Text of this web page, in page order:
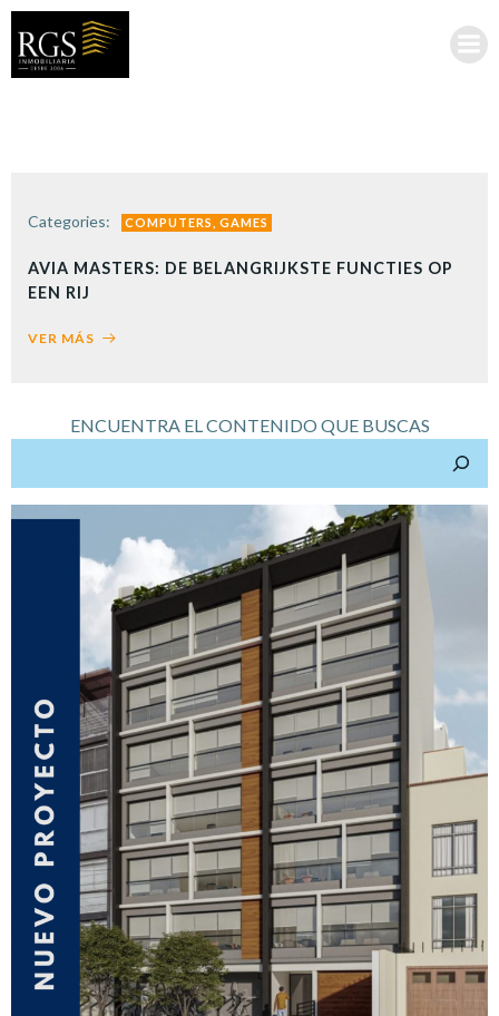
Categories: COMPUTERS, GAMES
AVIA MASTERS: DE BELANGRIJKSTE FUNCTIES OP
EEN RIJ
VER MÁS
ENCUENTRA EL CONTENIDO QUE BUSCAS